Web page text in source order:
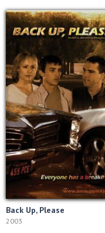
Back Up, Please
2003